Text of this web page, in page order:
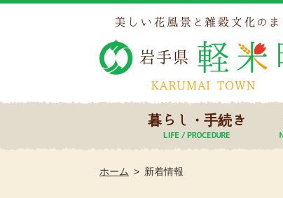
暮らし・手続き
ホーム 新着情報